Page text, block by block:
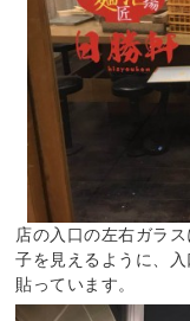
店の入口の左右ガラ
子を見えるように、
貼っています。